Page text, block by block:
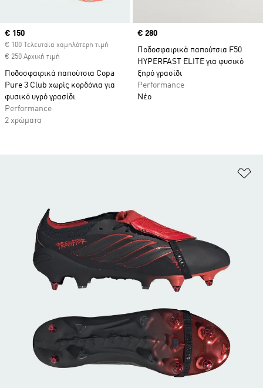
Current price
€ 150
€ 100 Τελευταία χαμηλότερη τιμή
€ 250 Αρχική τιμή
Ποδοσφαιρικά παπούτσια Copa
Pure 3 Club χωρίς κορδόνια για
φυσικό υγρό γρασίδι
Performance
2 χρώματα
Price
€ 280
Ποδοσφαιρικά παπούτσια F50
HYPERFAST ELITE για φυσικό
ξηρό γρασίδι
Performance
Νέο